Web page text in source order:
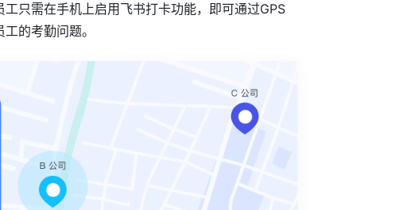
只需在手机上启用飞书打卡功能，即可通过GPS
的考勤问题。